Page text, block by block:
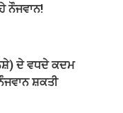
ਨੌਜਵਾਨ!
ਦੇ ਵਧਦੇ ਕਦਮ
ਸ਼ਕਤੀ